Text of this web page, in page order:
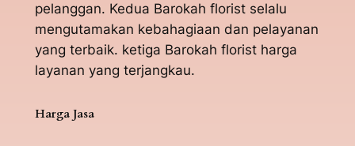
pelanggan. Kedua Barokah florist selalu
mengutamakan kebahagiaan dan pelayanan
yang terbaik. ketiga Barokah florist harga
layanan yang terjangkau.
Harga Jasa